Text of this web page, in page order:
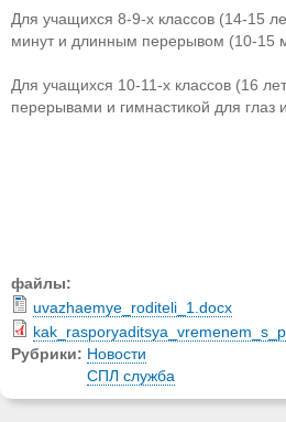
Для учащихся 8-9-х классов (14-15
минут и длинным перерывом (10-15
Для учащихся 10-11-х классов (16
перерывами и гимнастикой для глаз
файлы:
uvazhaemye_roditeli_1.docx
Рубрики: Новости
СПЛ служба